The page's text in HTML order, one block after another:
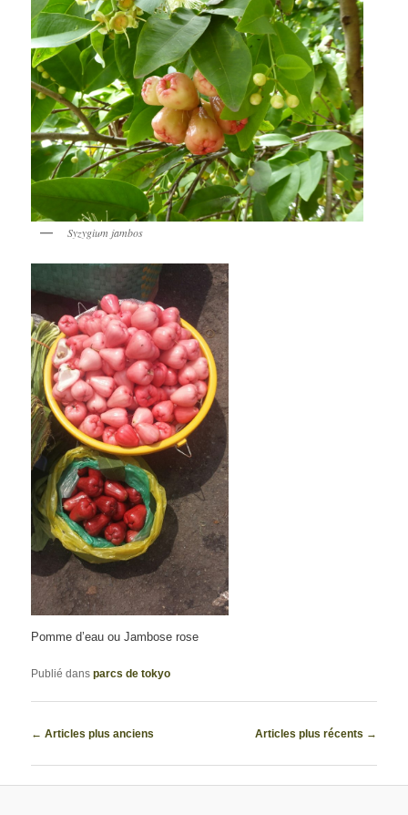
Syzygium jambos
Pomme d’eau ou Jambose rose
Publié dans parcs de tokyo
Navigation
articles
← Articles plus anciens Articles plus récents →